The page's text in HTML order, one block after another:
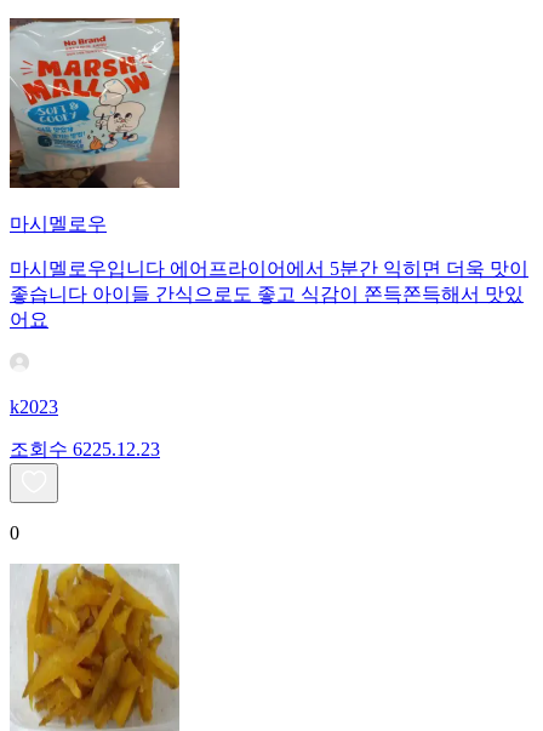
마시멜로우
마시멜로우입니다 에어프라이어에서 5분간 익히면 더욱 맛이
좋습니다 아이들 간식으로도 좋고 식감이 쫀득쫀득해서 맛있
어요
k2023
조회수 6225.12.23
0